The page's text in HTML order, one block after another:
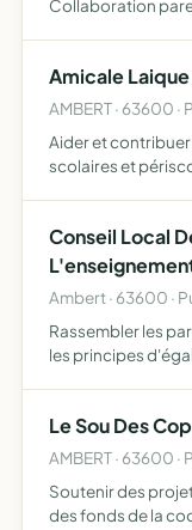
Collaboration
Amicale
AMBERT · 63600
Aider et
scolaires et
Conseil Local
Ambert · 63600 ·
Rassembler les
les principes
Le Sou Des
AMBERT · 63600
Soutenir des
des fonds de la